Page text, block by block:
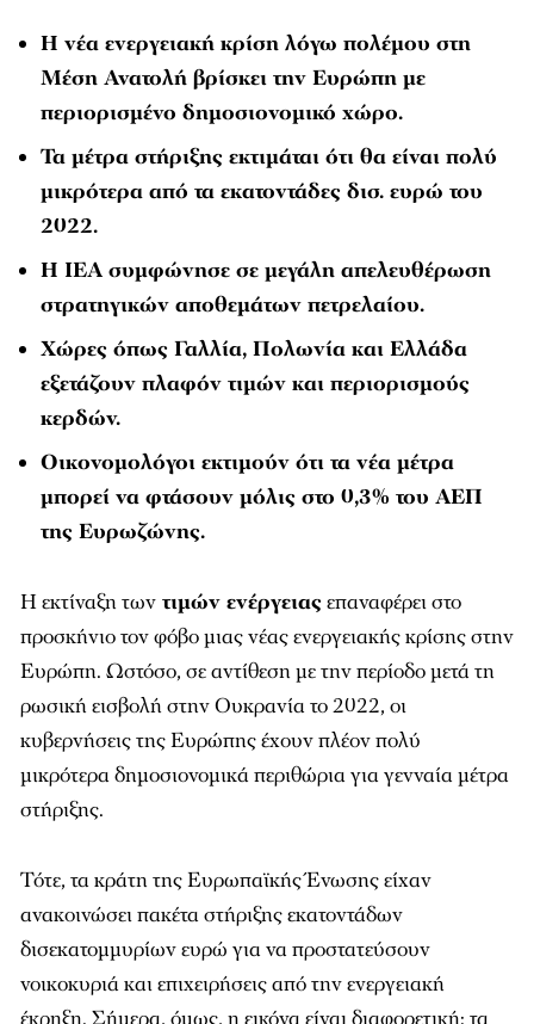
Η νέα ενεργειακή κρίση λόγω πολέμου στη
Μέση Ανατολή βρίσκει την Ευρώπη με
περιορισμένο δημοσιονομικό χώρο.
Τα μέτρα στήριξης εκτιμάται ότι θα είναι πολύ
μικρότερα από τα εκατοντάδες δισ. ευρώ του
2022.
Η ΙΕΑ συμφώνησε σε μεγάλη απελευθέρωση
στρατηγικών αποθεμάτων πετρελαίου.
Χώρες όπως Γαλλία, Πολωνία και Ελλάδα
εξετάζουν πλαφόν τιμών και περιορισμούς
κερδών.
Οικονομολόγοι εκτιμούν ότι τα νέα μέτρα
μπορεί να φτάσουν μόλις στο 0,3% του ΑΕΠ
της Ευρωζώνης.
Η εκτίναξη των τιμών ενέργειαςεπαναφέρει στο
προσκήνιο τον φόβο μιας νέας ενεργειακής κρίσης στην
Ευρώπη. Ωστόσο, σε αντίθεση με την περίοδο μετά τη
ρωσική εισβολή στην Ουκρανία το 2022, οι
κυβερνήσεις της Ευρώπης έχουν πλέον πολύ
μικρότερα δημοσιονομικά περιθώρια για γενναία μέτρα
στήριξης.
Τότε, τα κράτη της Ευρωπαϊκής Ένωσης είχαν
ανακοινώσει πακέτα στήριξης εκατοντάδων
δισεκατομμυρίων ευρώ για να προστατεύσουν
νοικοκυριά και επιχειρήσεις από την ενεργειακή